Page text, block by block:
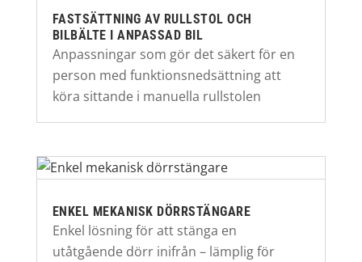
FASTSÄTTNING AV RULLSTOL OCH
BILBÄLTE I ANPASSAD BIL
Anpassningar som gör det säkert för en
person med funktionsnedsättning att
köra sittande i manuella rullstolen
ENKEL MEKANISK DÖRRSTÄNGARE
Enkel lösning för att stänga en
utåtgående dörr inifrån – lämplig för